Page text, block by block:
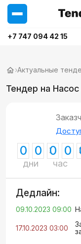
+7 747 094 42 15
›Актуальные
Тендер на Насос
0 0
дни
0 0
час
Дедлайн:
09.10.2023 09:00
17.10.2023 03:00